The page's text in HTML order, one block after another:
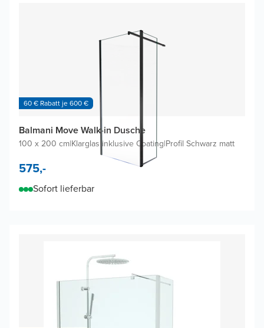
60 € Rabatt je 600 €
Balmani Move Walk-in Dusche
100 x 200 cm|Klarglas inklusive Coating|Profil Schwarz matt
575,-
Sofort lieferbar